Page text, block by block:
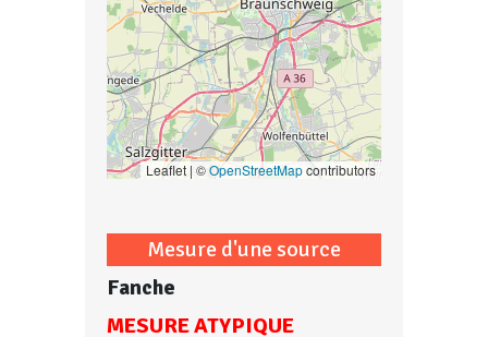
Leaflet | ©OpenStreetMapcontributors
Mesure d'une source
Fanche
MESURE ATYPIQUE